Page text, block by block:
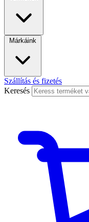
Márkáink
Szállítás és fizetés
Keresés